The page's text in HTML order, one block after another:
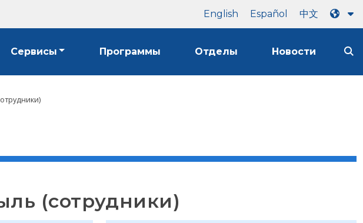
English Español 中文
Сервисы Программы Отделы Новости
(сотрудники)